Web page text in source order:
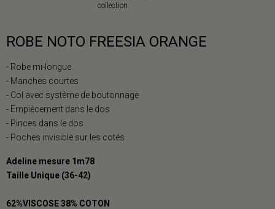
collection.
ROBE NOTO FREESIA ORANGE
- Robe mi-longue
- Manches courtes
- Col avec système de boutonnage
- Empiècement dans le dos
- Pinces dans le dos
- Poches invisible sur les cotés
Adeline mesure 1m78
Taille Unique (36-42)
62%VISCOSE 38% COTON